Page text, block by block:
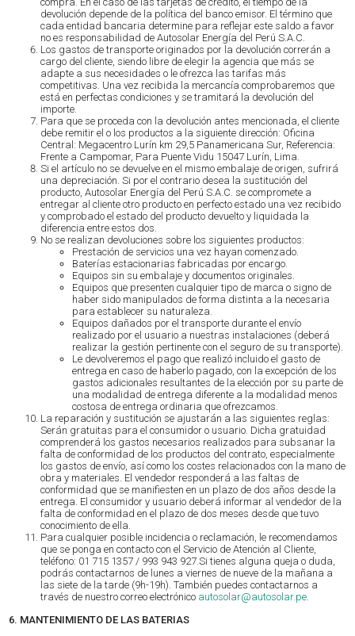
devolución depende de la política del banco emisor. El término que
cada entidad bancaria determine para reflejar este saldo a favor
no es responsabilidad de Autosolar Energía del Perú S.A.C.
Los gastos de transporte originados por la devolución correrán a
cargo del cliente, siendo libre de elegir la agencia que más se
adapte a sus necesidades o le ofrezca las tarifas más
competitivas. Una vez recibida la mercancía comprobaremos que
está en perfectas condiciones y se tramitará la devolución del
importe.
Para que se proceda con la devolución antes mencionada, el cliente
debe remitir el o los productos a la siguiente dirección: Oficina
Central: Megacentro Lurín km 29,5 Panamericana Sur, Referencia:
Frente a Campomar, Para Puente Vidu 15047 Lurín, Lima.
Si el artículo no se devuelve en el mismo embalaje de origen, sufrirá
una depreciación. Si por el contrario desea la sustitución del
producto, Autosolar Energía del Perú S.A.C. se compromete a
entregar al cliente otro producto en perfecto estado una vez recibido
y comprobado el estado del producto devuelto y liquidada la
diferencia entre estos dos.
No se realizan devoluciones sobre los siguientes productos:
Prestación de servicios una vez hayan comenzado.
Baterías estacionarias fabricadas por encargo.
Equipos sin su embalaje y documentos originales.
Equipos que presenten cualquier tipo de marca o signo de
haber sido manipulados de forma distinta a la necesaria
para establecer su naturaleza.
Equipos dañados por el transporte durante el envío
realizado por el usuario a nuestras instalaciones (deberá
realizar la gestión pertinente con el seguro de su transporte).
Le devolveremos el pago que realizó incluido el gasto de
entrega en caso de haberlo pagado, con la excepción de los
gastos adicionales resultantes de la elección por su parte de
una modalidad de entrega diferente a la modalidad menos
costosa de entrega ordinaria que ofrezcamos.
La reparación y sustitución se ajustarán a las siguientes reglas:
Serán gratuitas para el consumidor o usuario. Dicha gratuidad
comprenderá los gastos necesarios realizados para subsanar la
falta de conformidad de los productos del contrato, especialmente
los gastos de envío, así como los costes relacionados con la mano de
obra y materiales. El vendedor responderá a las faltas de
conformidad que se manifiesten en un plazo de dos años desde la
entrega. El consumidor y usuario deberá informar al vendedor de la
falta de conformidad en el plazo de dos meses desde que tuvo
conocimiento de ella.
Para cualquier posible incidencia o reclamación, le recomendamos
que se ponga en contacto con el Servicio de Atención al Cliente,
teléfono: 01 715 1357 / 993 943 927.Si tienes alguna queja o duda,
podrás contactarnos de lunes a viernes de nueve de la mañana a
las siete de la tarde (9h-19h). También puedes contactarnos a
través de nuestro correo electrónico autosolar@autosolar.pe
6. MANTENIMIENTO DE LAS BATERIAS